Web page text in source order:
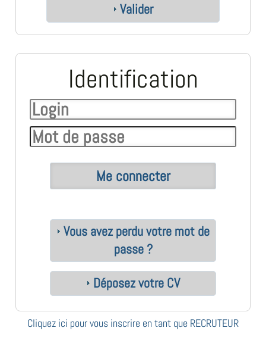
Valider
Identification
Vous avez perdu votre mot de
passe ?
Déposez votre CV
Cliquez ici pour vous inscrire en tant que RECRUTEUR